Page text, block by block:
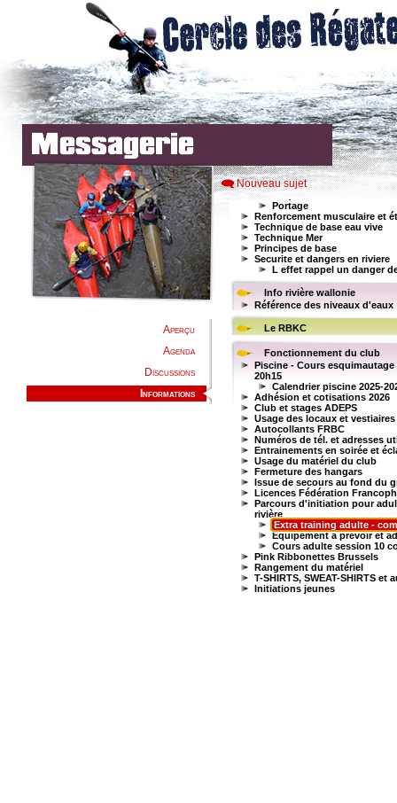
Aperçu
Agenda
Discussions
Informations
Nouveau sujet